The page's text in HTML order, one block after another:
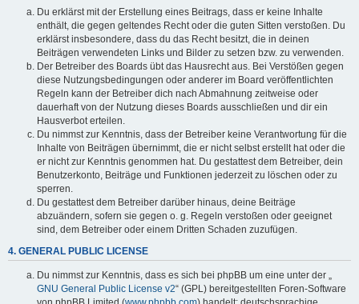
Du erklärst mit der Erstellung eines Beitrags, dass er keine Inhalte
enthält, die gegen geltendes Recht oder die guten Sitten verstoßen. Du
erklärst insbesondere, dass du das Recht besitzt, die in deinen
Beiträgen verwendeten Links und Bilder zu setzen bzw. zu verwenden.
Der Betreiber des Boards übt das Hausrecht aus. Bei Verstößen gegen
diese Nutzungsbedingungen oder anderer im Board veröffentlichten
Regeln kann der Betreiber dich nach Abmahnung zeitweise oder
dauerhaft von der Nutzung dieses Boards ausschließen und dir ein
Hausverbot erteilen.
Du nimmst zur Kenntnis, dass der Betreiber keine Verantwortung für die
Inhalte von Beiträgen übernimmt, die er nicht selbst erstellt hat oder die
er nicht zur Kenntnis genommen hat. Du gestattest dem Betreiber, dein
Benutzerkonto, Beiträge und Funktionen jederzeit zu löschen oder zu
sperren.
Du gestattest dem Betreiber darüber hinaus, deine Beiträge
abzuändern, sofern sie gegen o. g. Regeln verstoßen oder geeignet
sind, dem Betreiber oder einem Dritten Schaden zuzufügen.
4. GENERAL PUBLIC LICENSE
Du nimmst zur Kenntnis, dass es sich bei phpBB um eine unter der „
GNU General Public License v2“ (GPL) bereitgestellten Foren-Software